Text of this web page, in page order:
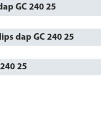
GC 240 25
dap GC 240 25
25